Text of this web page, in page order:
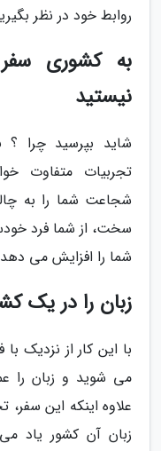
روابط خود در نظر
به کشوری
نیستید
شاید بپرسید چرا ؟
تجربیات متفاوت
شجاعت شما را به
سخت، از شما فرد
شما را افزایش می
زبان را در یک
با این کار از نزدیک
می شوید و زبان را
علاوه اینکه این
زبان آن کشور یاد